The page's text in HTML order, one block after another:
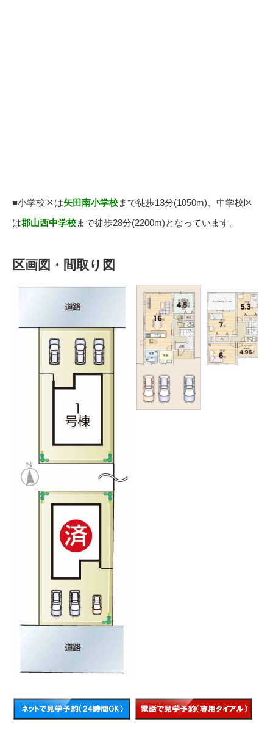
■小学校区は矢田南小学校まで徒歩13分(1050m)、中学校区
は郡山西中学校まで徒歩28分(2200m)となっています。
区画図・間取り図